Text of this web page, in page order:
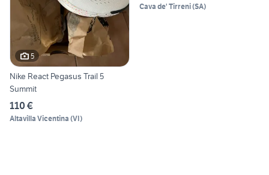
5
Nike React Pegasus Trail 5
Summit
110 €
Altavilla Vicentina (VI)
Cava de' Tirreni(SA)